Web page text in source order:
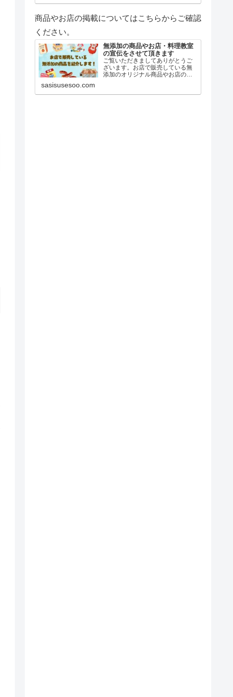
商品やお店の掲載についてはこちらからご確認
ください。
無添加の商品やお店・料理教室
の宣伝をさせて頂きます
ご覧いただきましてありがとうご
ざいます。お店で販売している無
添加のオリジナル商品やお店の紹
いう方はインスタグラムのDMか
sasisusesoo.com